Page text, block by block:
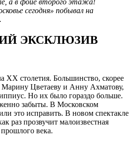
сегодня» побывал на
ЭКСКЛЮЗИВ
XX столетия. Большинство, скорее
Марину Цветаеву и Анну Ахматову,
Но их было гораздо больше.
забыты. В Московском
это исправить. В новом спектакле
раз прозвучит малоизвестная
века.